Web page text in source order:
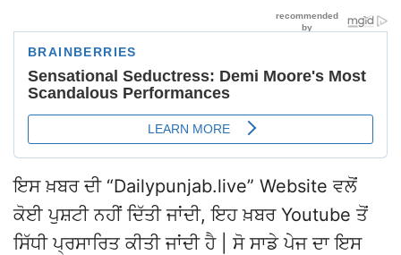
ਇਸ ਖ਼ਬਰ ਦੀ “Dailypunjab.live” Website ਵਲੋਂ
ਕੋਈ ਪੁਸ਼ਟੀ ਨਹੀਂ ਦਿੱਤੀ ਜਾਂਦੀ, ਇਹ ਖ਼ਬਰ Youtube ਤੋਂ
ਸਿੱਧੀ ਪ੍ਰਸਾਰਿਤ ਕੀਤੀ ਜਾਂਦੀ ਹੈ | ਸੋ ਸਾਡੇ ਪੇਜ ਦਾ ਇਸ